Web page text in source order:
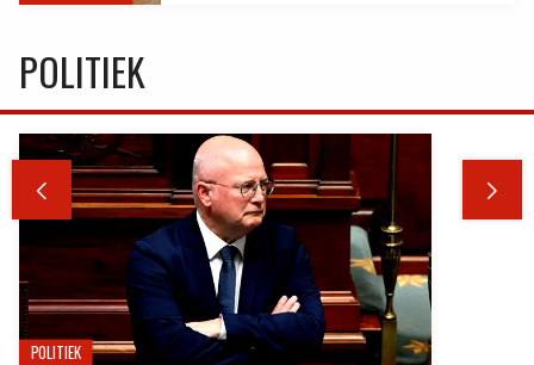
POLITIEK
 
POLITIEK